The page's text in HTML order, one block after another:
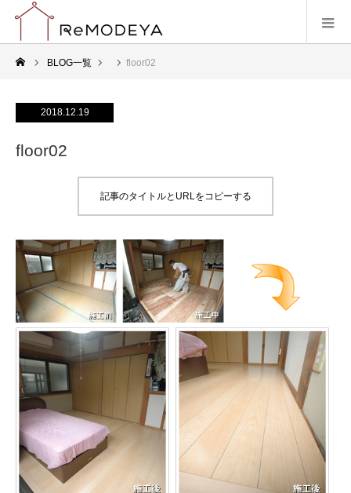
BLOG一覧 floor02
2018.12.19
floor02
記事のタイトルとURLをコピーする